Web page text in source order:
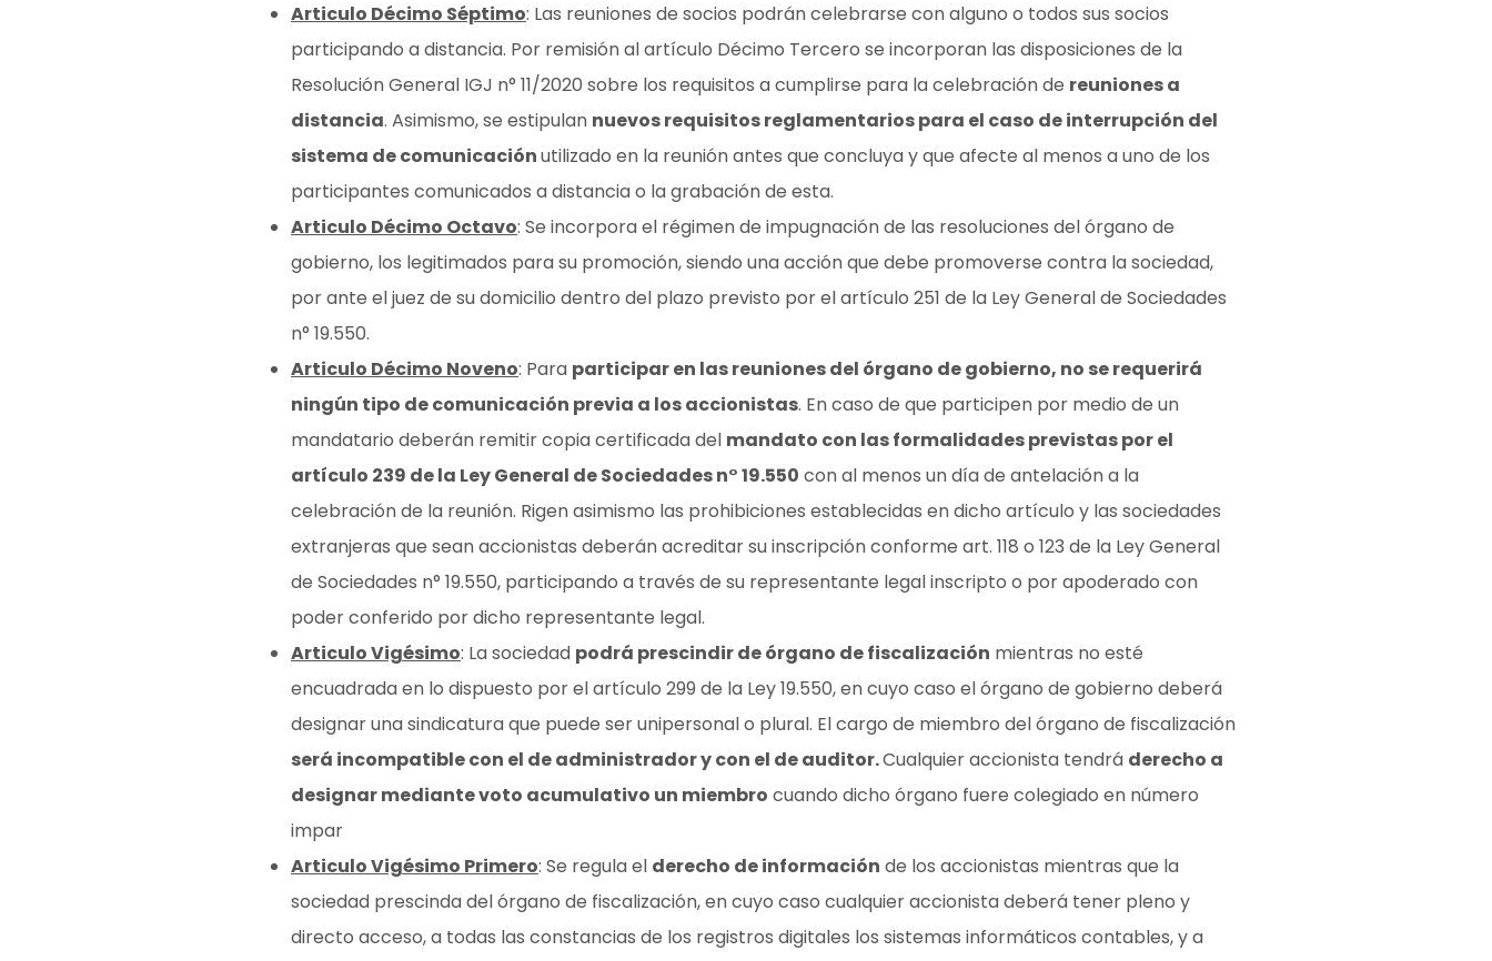
Articulo Décimo Séptimo: Las reuniones de socios podrán celebrarse con alguno o todos sus socios
participando a distancia. Por remisión al artículo Décimo Tercero se incorporan las disposiciones de la
Resolución General IGJ n° 11/2020 sobre los requisitos a cumplirse para la celebración de reuniones a
distancia. Asimismo, se estipulan nuevos requisitos reglamentarios para el caso de interrupción del
sistema de comunicaciónutilizado en la reunión antes que concluya y que afecte al menos a uno de los
participantes comunicados a distancia o la grabación de esta.
Articulo Décimo Octavo: Se incorpora el régimen de impugnación de las resoluciones del órgano de
gobierno, los legitimados para su promoción, siendo una acción que debe promoverse contra la sociedad,
por ante el juez de su domicilio dentro del plazo previsto por el artículo 251 de la Ley General de Sociedades
n° 19.550.
Articulo Décimo Noveno: Para participar en las reuniones del órgano de gobierno, no se requerirá
ningún tipo de comunicación previa a los accionistas. En caso de que participen por medio de un
mandatario deberán remitir copia certificada del mandato con las formalidades previstas por el
artículo 239 de la Ley General de Sociedades n° 19.550 con al menos un día de antelación a la
celebración de la reunión. Rigen asimismo las prohibiciones establecidas en dicho artículo y las sociedades
extranjeras que sean accionistas deberán acreditar su inscripción conforme art. 118 o 123 de la Ley General
de Sociedades n° 19.550, participando a través de su representante legal inscripto o por apoderado con
poder conferido por dicho representante legal.
Articulo Vigésimo: La sociedad podrá prescindir de órgano de fiscalización mientras no esté
encuadrada en lo dispuesto por el artículo 299 de la Ley 19.550, en cuyo caso el órgano de gobierno deberá
designar una sindicatura que puede ser unipersonal o plural. El cargo de miembro del órgano de fiscalización
será incompatible con el de administrador y con el de auditor.Cualquier accionista tendrá derecho a
designar mediante voto acumulativo un miembro cuando dicho órgano fuere colegiado en número
impar
Articulo Vigésimo Primero: Se regula el derecho de información de los accionistas mientras que la
sociedad prescinda del órgano de fiscalización, en cuyo caso cualquier accionista deberá tener pleno y
directo acceso, a todas las constancias de los registros digitales los sistemas informáticos contables, y a